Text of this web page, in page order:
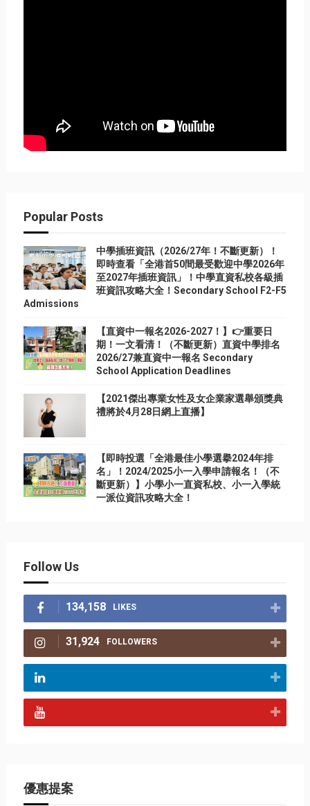
Popular Posts
中學插班資訊（2026/27年！不斷更新）！
即時查看「全港首50間最受歡迎中學2026年
至2027年插班資訊」！中學直資私校各級插
班資訊攻略大全！Secondary School F2-F5
Admissions
【直資中一報名2026-2027！】👉重要日
期！一文看清！（不斷更新）直資中學排名
2026/27兼直資中一報名 Secondary
School Application Deadlines
【2021傑出專業女性及女企業家選舉頒獎典
禮將於4月28日網上直播】
【即時投選「全港最佳小學選擧2024年排
名」！2024/2025小一入學申請報名！（不
斷更新）】小學小一直資私校、小一入學統
一派位資訊攻略大全！
Follow Us
134,158 LIKES
31,924 FOLLOWERS
優惠提案